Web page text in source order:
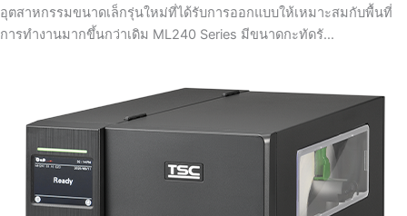
อุตสาหกรรมขนาดเล็กรุ่นใหม่ที่ได้รับการออกแบบให้เหมาะสมกับพื้นที่
การทำงานมากขึ้นกว่าเดิม ML240 Series มีขนาดกะทัดรั…